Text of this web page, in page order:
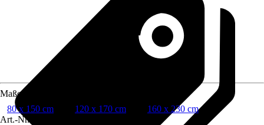
Maße (BxL)
80 x 150 cm
120 x 170 cm
160 x 230 cm
Art.-Nr.